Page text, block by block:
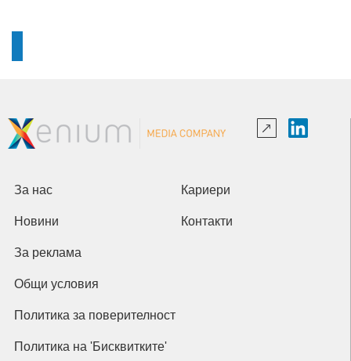
За нас Кариери
Новини Контакти
За реклама
Общи условия
Политика за поверителност
Политика на 'Бисквитките'